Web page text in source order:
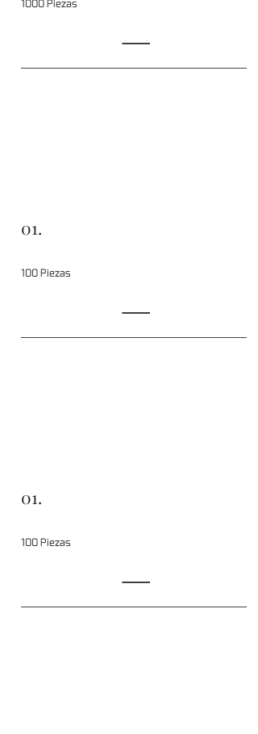
1000 Piezas
01.
100 Piezas
01.
100 Piezas